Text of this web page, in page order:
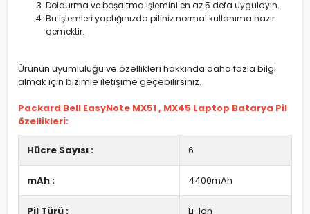
Doldurma ve boşaltma işlemini en az 5 defa uygulayın.
Bu işlemleri yaptığınızda piliniz normal kullanıma hazır
demektir.
Ürünün uyumluluğu ve özellikleri hakkında daha fazla bilgi
almak için bizimle iletişime geçebilirsiniz.
Packard Bell EasyNote MX51 , MX45 Laptop Batarya Pil
özellikleri:
Hücre Sayısı : 6
mAh : 4400mAh
Pil Türü : Li-Ion